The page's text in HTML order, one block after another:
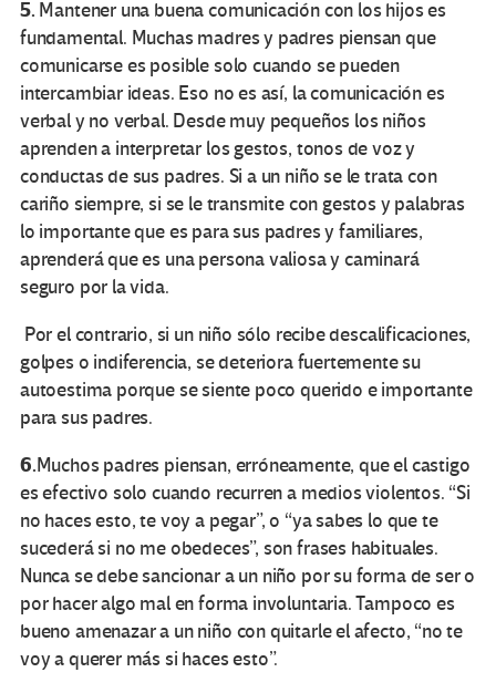
5. Mantener una buena comunicación con los hijos es
fundamental. Muchas madres y padres piensan que
comunicarse es posible solo cuando se pueden
intercambiar ideas. Eso no es así, la comunicación es
verbal y no verbal. Desde muy pequeños los niños
aprenden a interpretar los gestos, tonos de voz y
conductas de sus padres. Si a un niño se le trata con
cariño siempre, si se le transmite con gestos y palabras
lo importante que es para sus padres y familiares,
aprenderá que es una persona valiosa y caminará
seguro por la vida.
Por el contrario, si un niño sólo recibe descalificaciones,
golpes o indiferencia, se deteriora fuertemente su
autoestima porque se siente poco querido e importante
para sus padres.
6.Muchos padres piensan, erróneamente, que el castigo
es efectivo solo cuando recurren a medios violentos. “Si
no haces esto, te voy a pegar”, o “ya sabes lo que te
sucederá si no me obedeces”, son frases habituales.
Nunca se debe sancionar a un niño por su forma de ser o
por hacer algo mal en forma involuntaria. Tampoco es
bueno amenazar a un niño con quitarle el afecto, “no te
voy a querer más si haces esto”.